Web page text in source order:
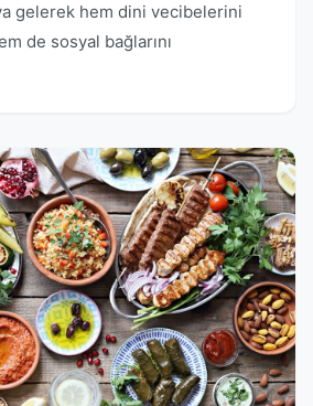
gelerek hem dini vecibelerini
de sosyal bağlarını